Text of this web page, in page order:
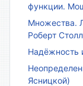
функции.
Множества.
Роберт
Надёжность
Ясницкой)